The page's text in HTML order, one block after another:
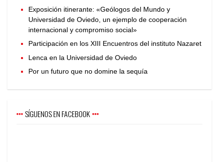
Exposición itinerante: «Geólogos del Mundo y
Universidad de Oviedo, un ejemplo de cooperación
internacional y compromiso social»
Participación en los XIII Encuentros del instituto Nazaret
Lenca en la Universidad de Oviedo
Por un futuro que no domine la sequía
SÍGUENOS EN FACEBOOK